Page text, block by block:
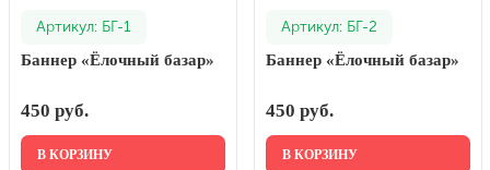
безопасности
Новогоднее оформление
Рождество Христово
19 января, Крещение Господне
Артикул: БГ-1
Баннер «Ёлочный базар»
450 руб.
В КОРЗИНУ
Артикул: БГ-2
Баннер «Ёлочный базар»
450 руб.
В КОРЗИНУ